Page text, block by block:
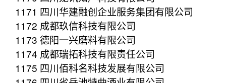
1171 四川华建融创企业服务集团有限公司
1172 成都玖信科技有限公司
1173 德阳一兴磨料有限公司
1174 成都瑞拓科技有限责任公司
1175 四川佰科名科技发展有限公司